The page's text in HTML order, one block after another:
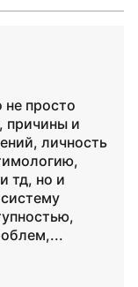
не просто
причины и
личность
тд, но и